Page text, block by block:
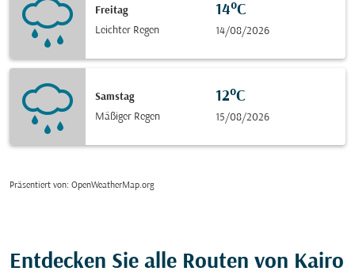
Freitag
Leichter Regen
14°C
14/08/2026
Samstag
Mäßiger Regen
12°C
15/08/2026
Präsentiert von: OpenWeatherMap.org
Entdecken Sie alle Routen von Kairo